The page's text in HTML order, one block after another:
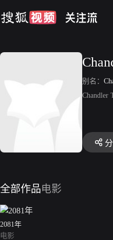
别名：
Chandler
全部作品电影
2081年
电影